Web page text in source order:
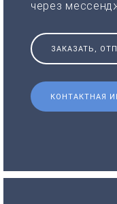
через
ЗАКАЗАТЬ,
КОНТАКТНАЯ